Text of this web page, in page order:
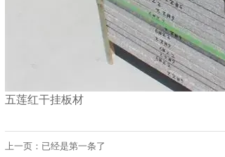
五莲红干挂板材
上一页：已经是第一条了